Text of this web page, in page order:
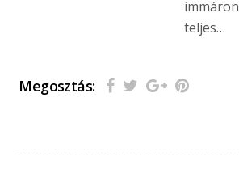
immáron
teljes…
Megosztás: